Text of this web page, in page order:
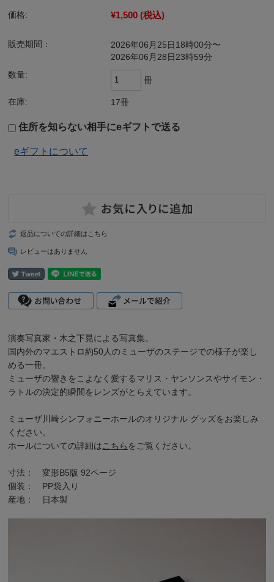
価格: ¥1,500 (税込)
販売期間：
2026年06月25日18時00分〜
2026年06月28日23時59分
数量:
冊
在庫: 17冊
住所を知らない相手にeギフトで送る
eギフトについて
返品についての詳細はこちら
レビューはありません
演奏写真家・木之下晃による写真集。
国内外のマエストロ約50人のミューザのステージでの様子が楽し
める一冊。
ミューザの響きをこよなく愛するマリス・ヤンソンスやサイモン・
ラトルの決定的瞬間をレンズがとらえています。
ミューザ川崎シンフォニーホールのオリジナル グッズをお楽しみ
ください。
ホールについての詳細は こちら をご覧ください。
寸法： 変形B5版 92ページ
個装： PP袋入り
産地： 日本製